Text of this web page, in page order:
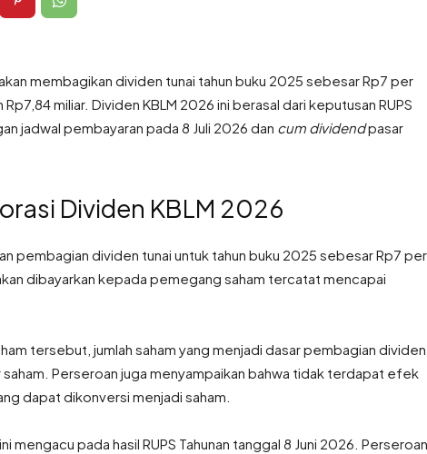
membagikan dividen tunai tahun buku 2025 sebesar Rp7 per
miliar. Dividen KBLM 2026 ini berasal dari keputusan RUPS
jadwal pembayaran pada 8 Juli 2026 dan cum dividendpasar
Dividen KBLM 2026
pembagian dividen tunai untuk tahun buku 2025 sebesar Rp7 per
dibayarkan kepada pemegang saham tercatat mencapai
tersebut, jumlah saham yang menjadi dasar pembagian dividen
saham. Perseroan juga menyampaikan bahwa tidak terdapat efek
dapat dikonversi menjadi saham.
mengacu pada hasil RUPS Tahunan tanggal 8 Juni 2026. Perseroan